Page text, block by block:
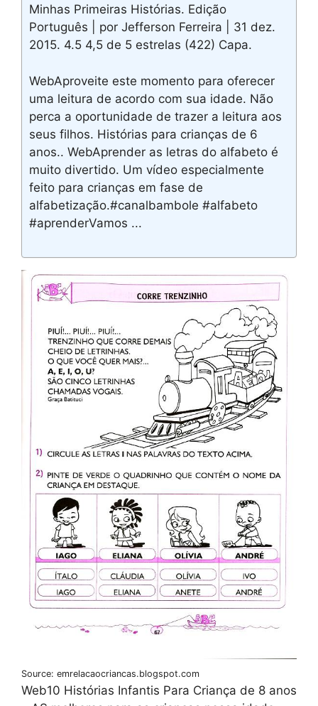
Minhas Primeiras Histórias. Edição
Português | por Jefferson Ferreira | 31 dez.
2015. 4.5 4,5 de 5 estrelas (422) Capa.
WebAproveite este momento para oferecer
uma leitura de acordo com sua idade. Não
perca a oportunidade de trazer a leitura aos
seus filhos. Histórias para crianças de 6
anos.. WebAprender as letras do alfabeto é
muito divertido. Um vídeo especialmente
feito para crianças em fase de
alfabetização.#canalbambole #alfabeto
#aprenderVamos ...
Source: emrelacaocriancas.blogspot.com
Web10 Histórias Infantis Para Criança de 8 anos